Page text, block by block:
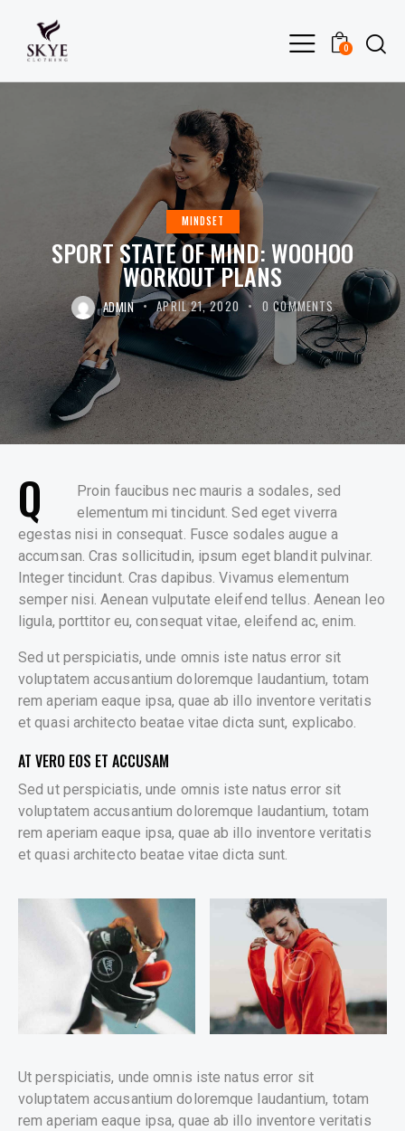
0
MINDSET
SPORT STATE OF MIND: WOOHOO
WORKOUT PLANS
ADMIN APRIL 21, 2020 0 COMMENTS
Q
Proin faucibus nec mauris a sodales, sed
elementum mi tincidunt. Sed eget viverra
egestas nisi in consequat. Fusce sodales augue a
accumsan. Cras sollicitudin, ipsum eget blandit pulvinar.
Integer tincidunt. Cras dapibus. Vivamus elementum
semper nisi. Aenean vulputate eleifend tellus. Aenean leo
ligula, porttitor eu, consequat vitae, eleifend ac, enim.
Sed ut perspiciatis, unde omnis iste natus error sit
voluptatem accusantium doloremque laudantium, totam
rem aperiam eaque ipsa, quae ab illo inventore veritatis
et quasi architecto beatae vitae dicta sunt, explicabo.
AT VERO EOS ET ACCUSAM
Sed ut perspiciatis, unde omnis iste natus error sit
voluptatem accusantium doloremque laudantium, totam
rem aperiam eaque ipsa, quae ab illo inventore veritatis
et quasi architecto beatae vitae dicta sunt.
Ut perspiciatis, unde omnis iste natus error sit
voluptatem accusantium doloremque laudantium, totam
rem aperiam eaque ipsa, quae ab illo inventore veritatis